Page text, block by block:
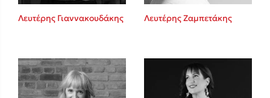
Λευτέρης Γιαννακουδάκης Λευτέρης Ζαμπετάκης